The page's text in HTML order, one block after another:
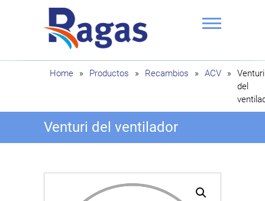
Ragas
Home » Productos » Recambios » ACV »
Venturi
del
Venturi del ventilador